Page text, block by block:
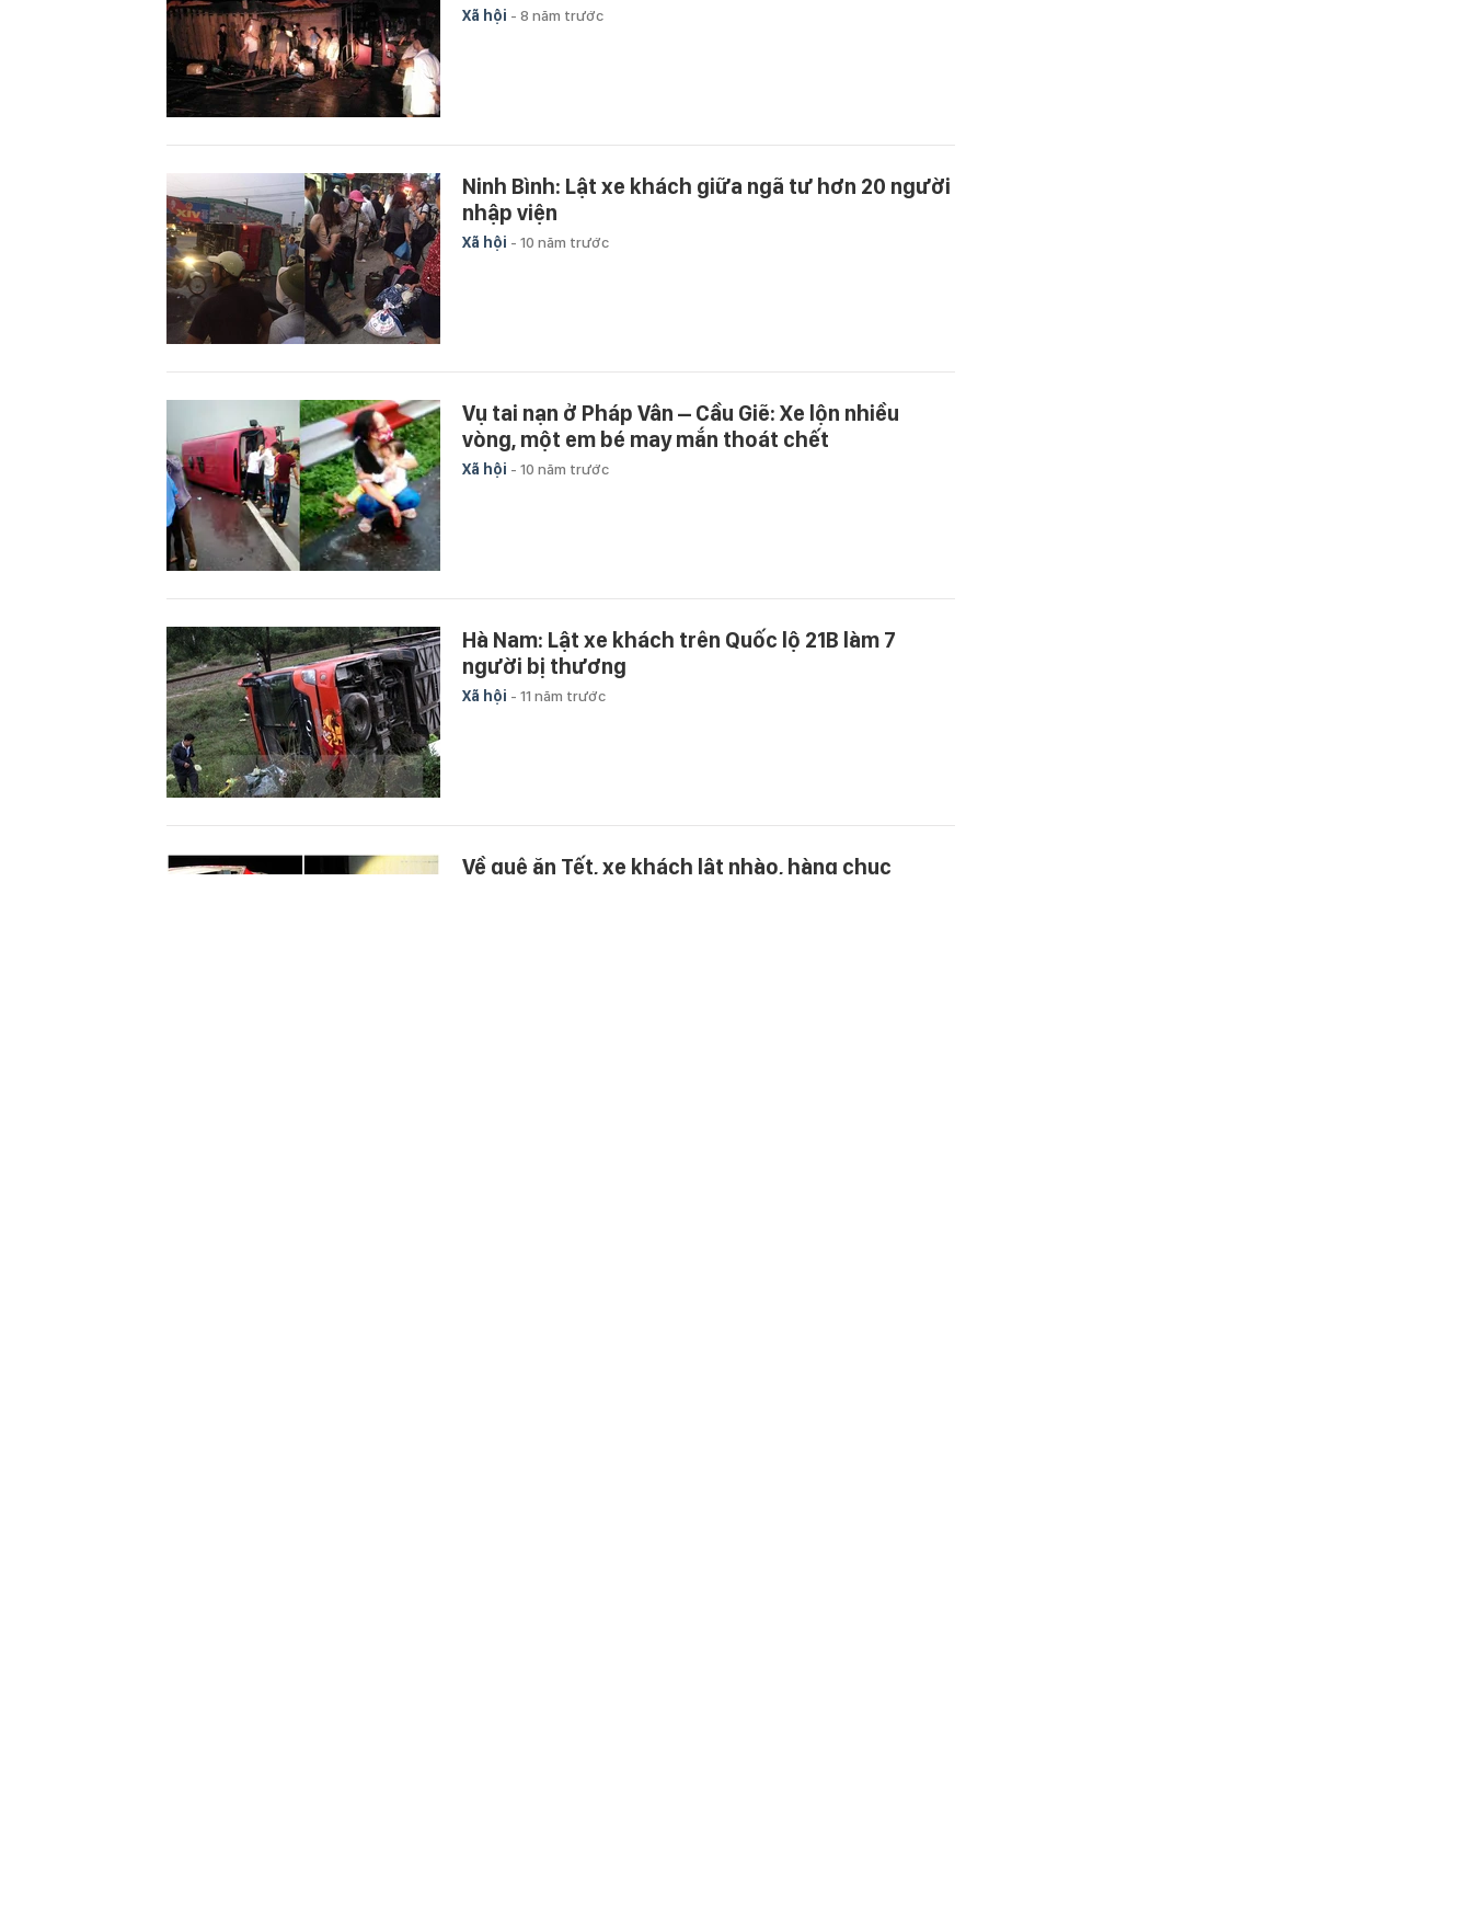
Xã hội - 8 năm trước
Ninh Bình: Lật xe khách giữa ngã tư hơn 20 người
nhập viện
Xã hội - 10 năm trước
Vụ tai nạn ở Pháp Vân – Cầu Giẽ: Xe lộn nhiều
vòng, một em bé may mắn thoát chết
Xã hội - 10 năm trước
Hà Nam: Lật xe khách trên Quốc lộ 21B làm 7
người bị thương
Xã hội - 11 năm trước
Về quê ăn Tết, xe khách lật nhào, hàng chục